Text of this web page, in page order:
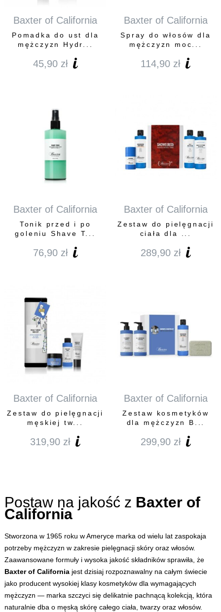
Baxter of California
Pomadka do ust dla
mężczyzn Hydr...
45,90 zł
Baxter of California
Spray do włosów dla
mężczyzn moc...
114,90 zł
Baxter of California
Tonik przed i po
goleniu Shave T...
76,90 zł
Baxter of California
Zestaw do pielęgnacji
ciała dla ...
289,90 zł
Baxter of California
Zestaw do pielęgnacji
męskiej tw...
319,90 zł
Baxter of California
Zestaw kosmetyków
dla mężczyzn B...
299,90 zł
Postaw na jakość z Baxter of
California
Stworzona w 1965 roku w Ameryce marka od wielu lat zaspokaja
potrzeby mężczyzn w zakresie pielęgnacji skóry oraz włosów.
Zaawansowane formuły i wysoka jakość składników sprawiła, że
Baxter of Californiajest dzisiaj rozpoznawalny na całym świecie
jako producent wysokiej klasy kosmetyków dla wymagających
mężczyzn — marka szczyci się delikatnie pachnącą kolekcją, która
naturalnie dba o męską skórę całego ciała, twarzy oraz włosów.